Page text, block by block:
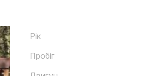
Рік
Пробіг